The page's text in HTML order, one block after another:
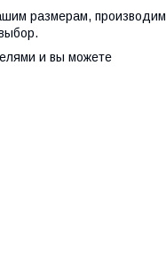
размерам, производим
и вы можете